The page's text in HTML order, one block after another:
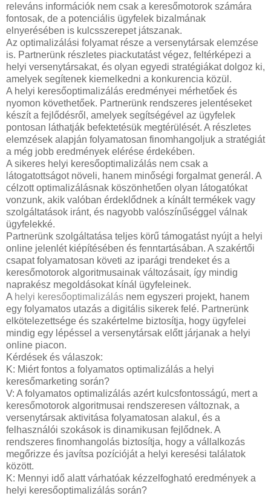
releváns információk nem csak a keresőmotorok számára
fontosak, de a potenciális ügyfelek bizalmának
elnyerésében is kulcsszerepet játszanak.
Az optimalizálási folyamat része a versenytársak elemzése
is. Partnerünk részletes piackutatást végez, feltérképezi a
helyi versenytársakat, és olyan egyedi stratégiákat dolgoz ki,
amelyek segítenek kiemelkedni a konkurencia közül.
A helyi keresőoptimalizálás eredményei mérhetőek és
nyomon követhetőek. Partnerünk rendszeres jelentéseket
készít a fejlődésről, amelyek segítségével az ügyfelek
pontosan láthatják befektetésük megtérülését. A részletes
elemzések alapján folyamatosan finomhangoljuk a stratégiát
a még jobb eredmények elérése érdekében.
A sikeres helyi keresőoptimalizálás nem csak a
látogatottságot növeli, hanem minőségi forgalmat generál. A
célzott optimalizálásnak köszönhetően olyan látogatókat
vonzunk, akik valóban érdeklődnek a kínált termékek vagy
szolgáltatások iránt, és nagyobb valószínűséggel válnak
ügyfelekké.
Partnerünk szolgáltatása teljes körű támogatást nyújt a helyi
online jelenlét kiépítésében és fenntartásában. A szakértői
csapat folyamatosan követi az iparági trendeket és a
keresőmotorok algoritmusainak változásait, így mindig
naprakész megoldásokat kínál ügyfeleinek.
A helyi keresőoptimalizálás nem egyszeri projekt, hanem
egy folyamatos utazás a digitális sikerek felé. Partnerünk
elkötelezettsége és szakértelme biztosítja, hogy ügyfelei
mindig egy lépéssel a versenytársak előtt járjanak a helyi
online piacon.
Kérdések és válaszok:
K: Miért fontos a folyamatos optimalizálás a helyi
keresőmarketing során?
V: A folyamatos optimalizálás azért kulcsfontosságú, mert a
keresőmotorok algoritmusai rendszeresen változnak, a
versenytársak aktivitása folyamatosan alakul, és a
felhasználói szokások is dinamikusan fejlődnek. A
rendszeres finomhangolás biztosítja, hogy a vállalkozás
megőrizze és javítsa pozícióját a helyi keresési találatok
között.
K: Mennyi idő alatt várhatóak kézzelfogható eredmények a
helyi keresőoptimalizálás során?